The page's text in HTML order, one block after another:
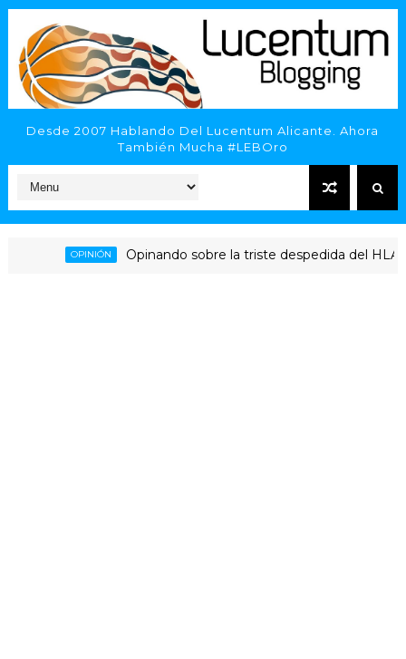
Desde 2007 Hablando Del Lucentum Alicante. Ahora
También Mucha #LEBOro
Opinando sobre la triste despedida del HLA